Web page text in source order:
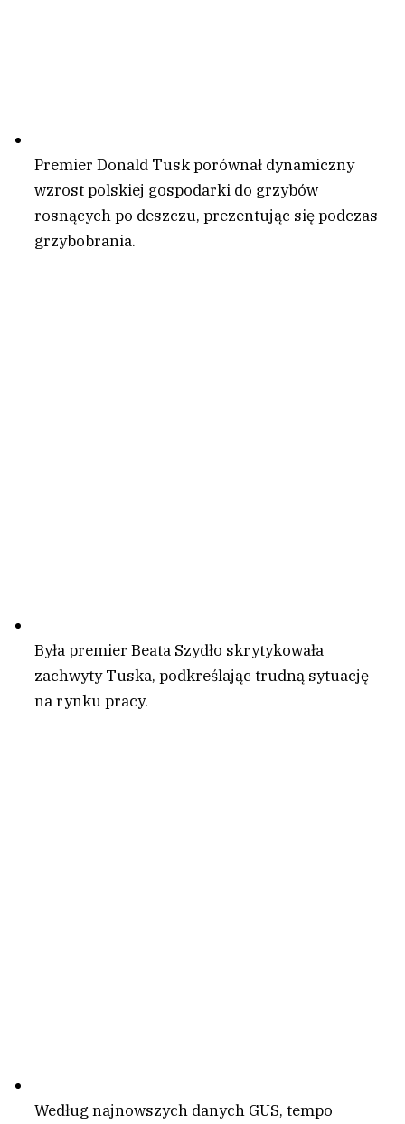
Premier Donald Tusk porównał dynamiczny
wzrost polskiej gospodarki do grzybów
rosnących po deszczu, prezentując się podczas
grzybobrania.
Była premier Beata Szydło skrytykowała
zachwyty Tuska, podkreślając trudną sytuację
na rynku pracy.
Według najnowszych danych GUS, tempo